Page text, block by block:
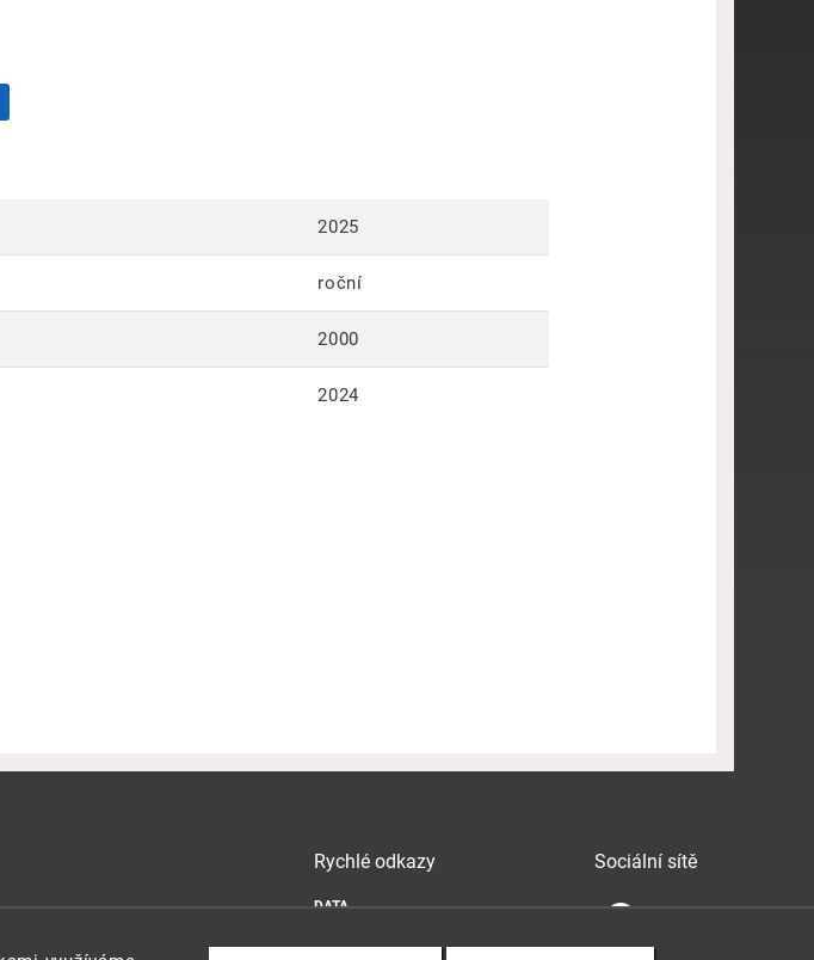
2025
roční
2000
2024
Rychlé odkazy
DATA
Sociální sítě